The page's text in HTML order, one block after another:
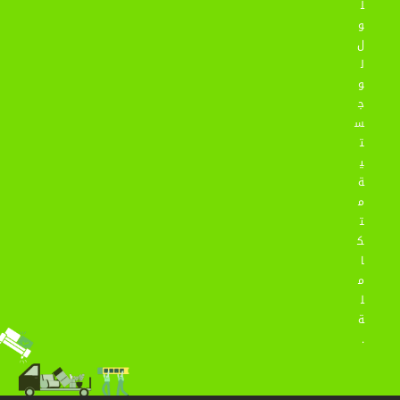
ل
و
ل
ل
و
ج
س
ت
ي
ة
م
ت
ك
ا
م
ل
ة
.